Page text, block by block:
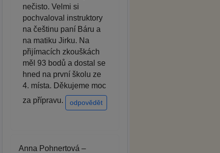
nečisto. Velmi si
pochvaloval instruktory
na češtinu paní Báru a
na matiku Jirku. Na
přijímacích zkouškách
měl 93 bodů a dostal se
hned na první školu ze
4. místa. Děkujeme moc
za přípravu.
odpovědět
Anna Pohnertová –